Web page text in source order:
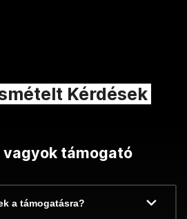
Kérdések
vagyok támogató
a támogatásra?